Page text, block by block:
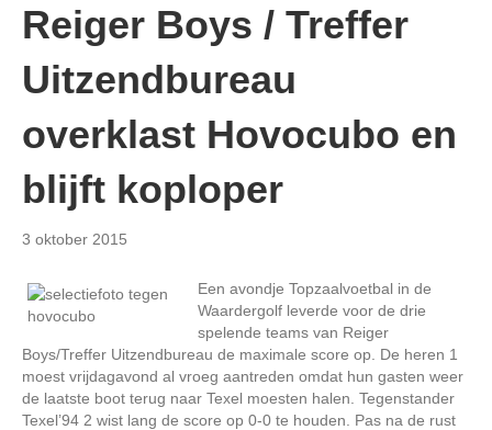
Reiger Boys / Treffer
Uitzendbureau
overklast Hovocubo en
blijft koploper
3 oktober 2015
Een avondje Topzaalvoetbal in de
Waardergolf leverde voor de drie
spelende teams van Reiger
Boys/Treffer Uitzendbureau de maximale score op. De heren 1
moest vrijdagavond al vroeg aantreden omdat hun gasten weer
de laatste boot terug naar Texel moesten halen. Tegenstander
Texel’94 2 wist lang de score op 0-0 te houden. Pas na de rust